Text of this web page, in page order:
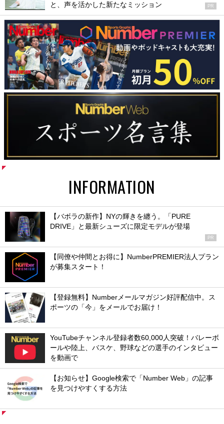
と、声を活かした新たなミッション
PR
INFORMATION
【バボラの新作】NYの輝きを纏う。「PURE
DRIVE」と最新シューズに限定モデルが登場
PR
【同僚や仲間とお得に】NumberPREMIER法人プラン
が募集スタート！
【登録無料】Numberメールマガジン好評配信中。ス
ポーツの「今」をメールでお届け！
YouTubeチャンネル登録者数60,000人突破！バレーボ
ールや陸上、バスケ、野球などの選手のインタビュー
を動画で
【お知らせ】Google検索で「Number Web」の記事
を見つけやすくする方法